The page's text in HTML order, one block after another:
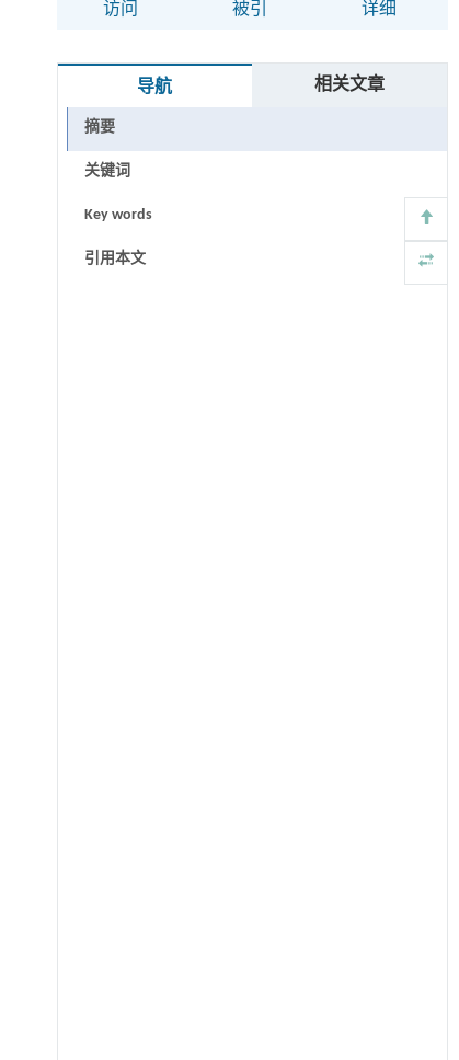
访问 被引 详细
导航 相关文章
摘要
关键词
Key words
引用本文